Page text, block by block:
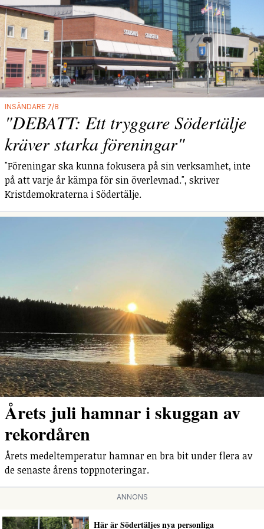
INSÄNDARE 7/8
"DEBATT: Ett tryggare Södertälje
kräver starka föreningar"
"Föreningar ska kunna fokusera på sin verksamhet, inte
på att varje år kämpa för sin överlevnad.", skriver
Kristdemokraterna i Södertälje.
Årets juli hamnar i skuggan av
rekordåren
Årets medeltemperatur hamnar en bra bit under flera av
de senaste årens toppnoteringar.
ANNONS
Här är Södertäljes nya personliga